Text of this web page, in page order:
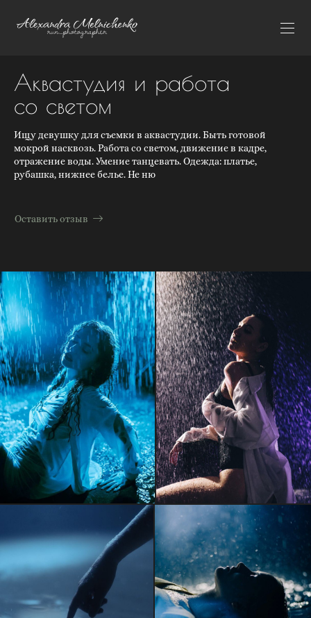
Аквастудия и работа
со светом
Ищу девушку для съемки в аквастудии. Быть готовой
мокрой насквозь. Работа со светом, движение в кадре,
отражение воды. Умение танцевать. Одежда: платье,
рубашка, нижнее белье. Не ню
Оставить отзыв